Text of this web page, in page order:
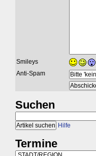
Smileys
Anti-Spam
Suchen
Hilfe
Termine